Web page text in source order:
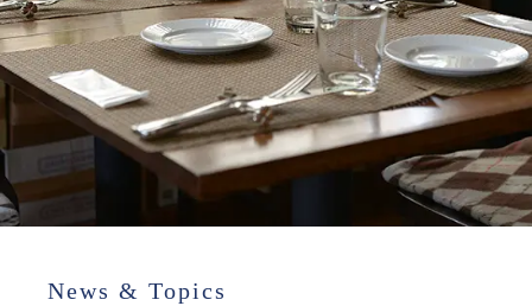
News & Topics